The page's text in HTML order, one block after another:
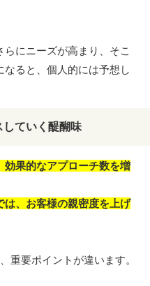
にニーズが高まり、そこ
ると、個人的には予想し
ていく醍醐味
効果的なアプローチ数を増
は、お客様の親密度を上げ
重要ポイントが違います。